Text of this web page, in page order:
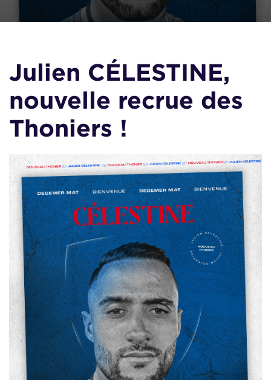
Julien CÉLESTINE,
nouvelle recrue des
Thoniers !